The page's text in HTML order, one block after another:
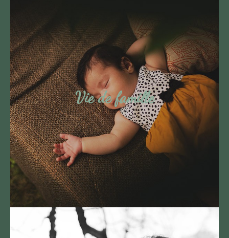
Vie de famille